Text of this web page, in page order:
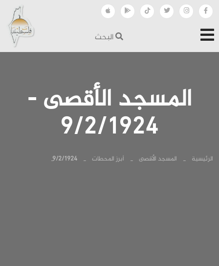
البحث
المسجد الأقصى -
9/2/1924
الرئيسية المسجد الأقصى أبرز المحطات 9/2/1924